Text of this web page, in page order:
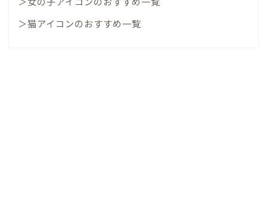
＞猫アイコンのおすすめ一覧